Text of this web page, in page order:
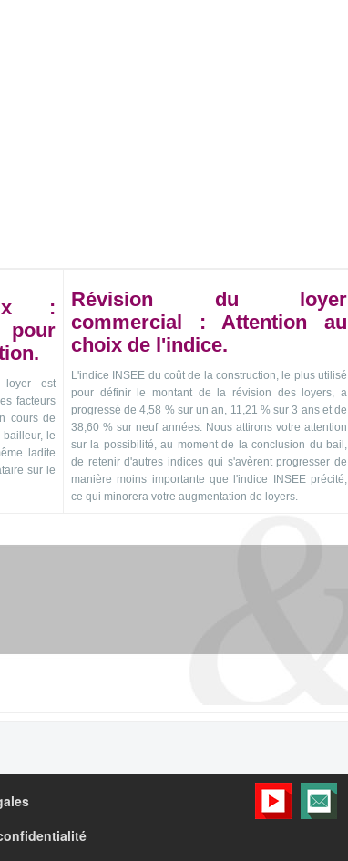
:
loyer est
facteurs
cours de
le
ladite
sur le
Révision du loyer
commercial : Attention au
choix de l'indice.
L'indice INSEE du coût de la construction, le plus utilisé
pour définir le montant de la révision des loyers, a
progressé de 4,58 % sur un an, 11,21 % sur 3 ans et de
38,60 % sur neuf années. Nous attirons votre attention
sur la possibilité, au moment de la conclusion du bail,
de retenir d'autres indices qui s'avèrent progresser de
manière moins importante que l'indice INSEE précité,
ce qui minorera votre augmentation de loyers.